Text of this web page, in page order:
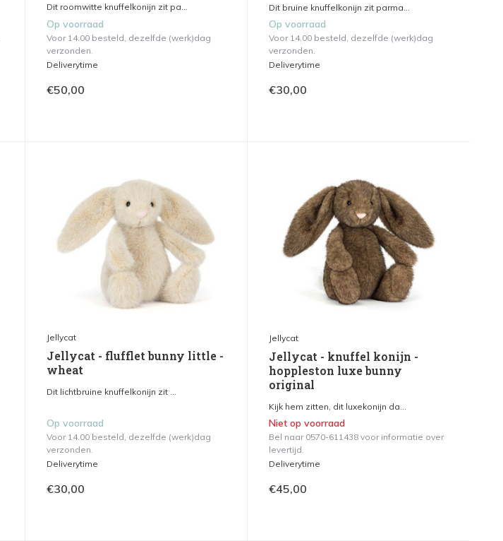
Dit roomwitte knuffelkonijn zit pa...
Op voorraad
Voor 14.00 besteld, dezelfde (werk)dag
verzonden.
Deliverytime
€50,00
Dit bruine knuffelkonijn zit parma...
Op voorraad
Voor 14.00 besteld, dezelfde (werk)dag
verzonden.
Deliverytime
€30,00
Jellycat
Jellycat - flufflet bunny little -
wheat
Dit lichtbruine knuffelkonijn zit ...
Op voorraad
Voor 14.00 besteld, dezelfde (werk)dag
verzonden.
Deliverytime
€30,00
Jellycat
Jellycat - knuffel konijn -
hoppleston luxe bunny
original
Kijk hem zitten, dit luxekonijn da...
Niet op voorraad
Bel naar 0570-611438 voor informatie over
levertijd.
Deliverytime
€45,00